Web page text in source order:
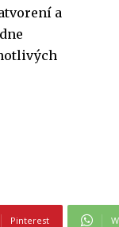
a
Pinterest